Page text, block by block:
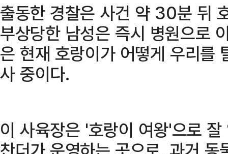
출동한 경찰은 사건 약 30분 뒤
부상당한 남성은 즉시 병원으로
은 현재 호랑이가 어떻게 우리를
사 중이다.
이 사육장은 '호랑이 여왕'으로